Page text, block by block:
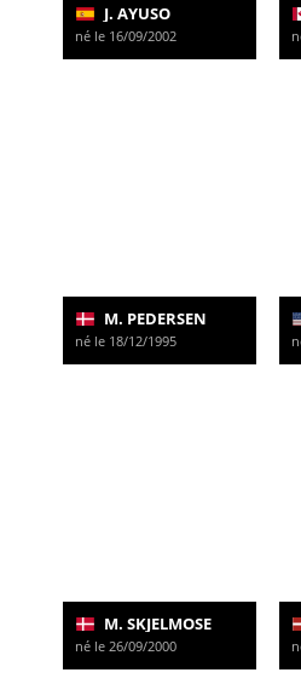
J. AYUSO
né le 16/09/2002
M. PEDERSEN
né le 18/12/1995
M. SKJELMOSE
né le 26/09/2000